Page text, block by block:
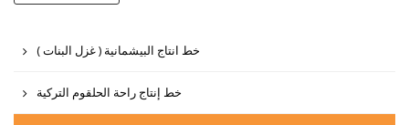
( خط انتاج البيشمانية ( غزل البنات
خط إنتاج راحة الحلقوم التركية